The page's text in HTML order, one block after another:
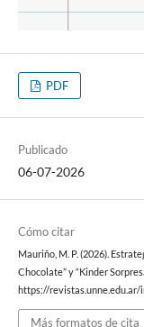
PDF
Publicado
06-07-2026
Cómo citar
Mauriño, M. P. (2026).
Chocolate” y “Kinder
https://
Más formatos de cita